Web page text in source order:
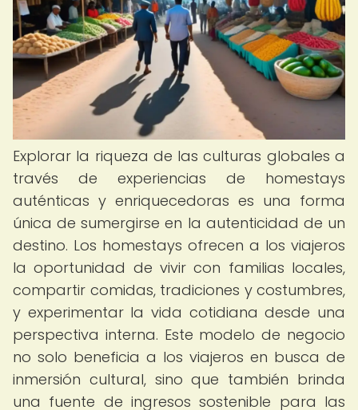
Explorar la riqueza de las culturas globales a
través de experiencias de homestays
auténticas y enriquecedoras es una forma
única de sumergirse en la autenticidad de un
destino. Los homestays ofrecen a los viajeros
la oportunidad de vivir con familias locales,
compartir comidas, tradiciones y costumbres,
y experimentar la vida cotidiana desde una
perspectiva interna. Este modelo de negocio
no solo beneficia a los viajeros en busca de
inmersión cultural, sino que también brinda
una fuente de ingresos sostenible para las